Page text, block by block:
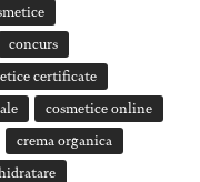
concurs
certificate
cosmetice online
crema organica